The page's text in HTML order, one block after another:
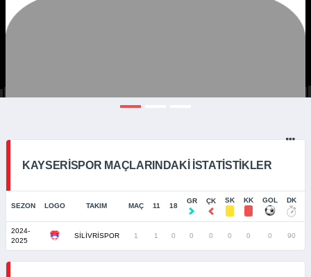
KAYSERISPOR MAÇLARINDAKI İSTATISTIKLER
SEZON LOGO TAKIM MAÇ 11 18
GR ÇK SK KK GOL DK
2024-
2025
SİLİVRİSPOR 1 1 0 0 0 0 0 0 90